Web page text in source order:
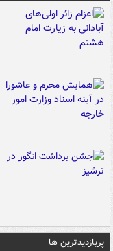
پربازدیدترین ها